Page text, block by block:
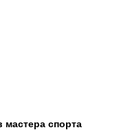
мастера спорта